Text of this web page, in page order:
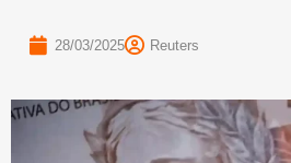
28/03/2025 Reuters